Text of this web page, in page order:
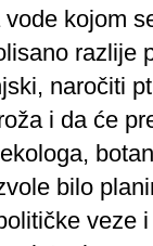
kojom
razlije
naročiti
i da će
bilo
veze